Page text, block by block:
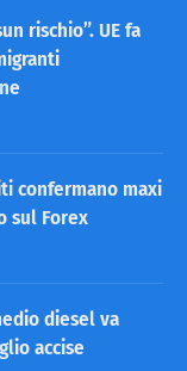
rischio”. UE fa
confermano maxi
sul Forex
diesel va
accise